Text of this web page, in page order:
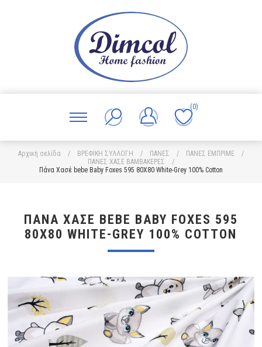
(0)
Αρχική σελίδα / ΒΡΕΦΙΚΗ ΣΥΛΛΟΓΗ / ΠΑΝΕΣ / ΠΑΝΕΣ ΕΜΠΡΙΜΕ
/
ΠΑΝΕΣ ΧΑΣΕ ΒΑΜΒΑΚΕΡΕΣ
/
Πάνα Χασέ bebe Baby Foxes 595 80X80 White-Grey 100% Cotton
ΠΆΝΑ ΧΑΣΈ BEBE BABY FOXES 595
80X80 WHITE-GREY 100% COTTON